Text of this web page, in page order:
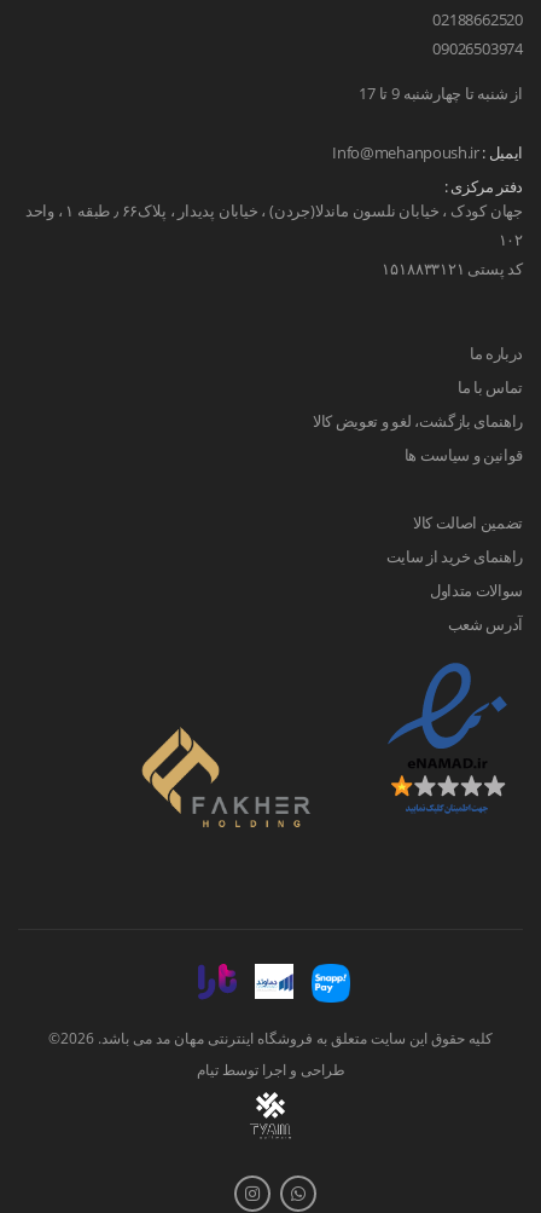
نکات مهم در انتخاب پوشاک پسرانه می‌تواند این فرآیند را
آسان‌تر کند و به شما کمک کند تا بهترین گزینه‌ها را برای
فرزندتان انتخاب کنید. در ادامه به بررسی نکات کلیدی و
تنوع لباس پسرانه
کدام برای موقعیت‌ها و فصول مختلف مناسب‌اند. این
بالا در تولید لباس‌های رسمی‌تر و لباس پسرانه مجلسی
استفاده می‌شوند. برای فصول سردتر لباس‌هایی از جنس
جین، کاموا و پشم به کار می‌روند که علاوه بر گرم نگه
داشتن بدن، استحکام و مقاومت بیشتری نیز دارند.
رنگ‌بندی لباس‌های پسرانه نیز بسیار گسترده و متنوع
مانند چهارخانه، راه‌راه و هاوایی به دلیل جذابیت و شور و
کودکان هستند.
برندهای محبوب لباس
02188662520
09026503974
از شنبه تا چهارشنبه 9 تا 17
ایمیل :Info@mehanpoush.ir
دفتر مرکزی :
جهان کودک ، خیابان نلسون ماندلا(جردن) ، خیابان پدیدار ، پلاک۶۶ ٫ طبقه ۱ ، واحد
۱۰۲
کد پستی ۱۵۱۸۸۳۳۱۲۱
درباره ما
تماس با ما
راهنمای بازگشت، لغو و تعویض کالا
قوانین و سیاست ها
تضمین اصالت کالا
راهنمای خرید از سایت
سوالات متداول
آدرس شعب
کلیه حقوق این سایت متعلق به فروشگاه اینترنتی مهان مد می باشد. 2026©
طراحی و اجرا توسطتیام